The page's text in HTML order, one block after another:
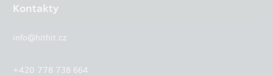
Kontakty
info@hithit.cz
+420 778 738 664